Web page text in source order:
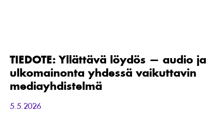
—
audio
ja
ulkomainonta
yhdessä
vaikuttavin
mediayhdistelmä
TIEDOTE: Yllättävä löydös — audio ja
ulkomainonta yhdessä vaikuttavin
mediayhdistelmä
5.5.2026